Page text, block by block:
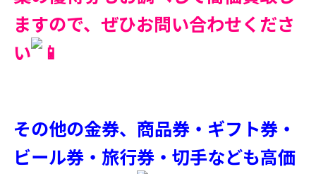
ますので、ぜひお問い合わせくださ
い
その他の金券、商品券・ギフト券・
ビール券・旅行券・切手なども高価